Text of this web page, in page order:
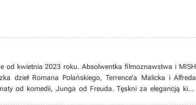
od kwietnia 2023 roku. Absolwentka filmoznawstwa i MISH
dzieł Romana Polańskiego, Terrence’a Malicka i Alfreda
od komedii, Junga od Freuda. Tęskni za elegancją kina